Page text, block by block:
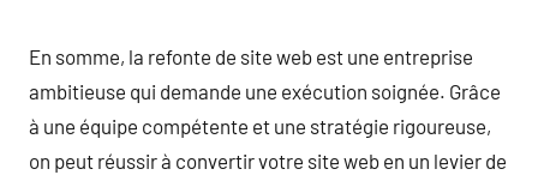
En somme, la refonte de site web est une entreprise
ambitieuse qui demande une exécution soignée. Grâce
à une équipe compétente et une stratégie rigoureuse,
on peut réussir à convertir votre site web en un levier de